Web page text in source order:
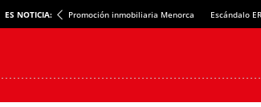
ES NOTICIA: Promoción inmobiliaria Menorca Escándalo